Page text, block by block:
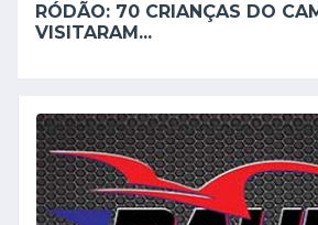
RÓDÃO: 70 CRIANÇAS DO
VISITARAM...